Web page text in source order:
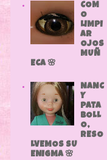
COM
O
LIMPI
AR
OJOS
MUÑ
ECA 🌸
NANC
Y
PATA
BOLL
O,
RESO
LVEMOS SU
ENIGMA 🌸